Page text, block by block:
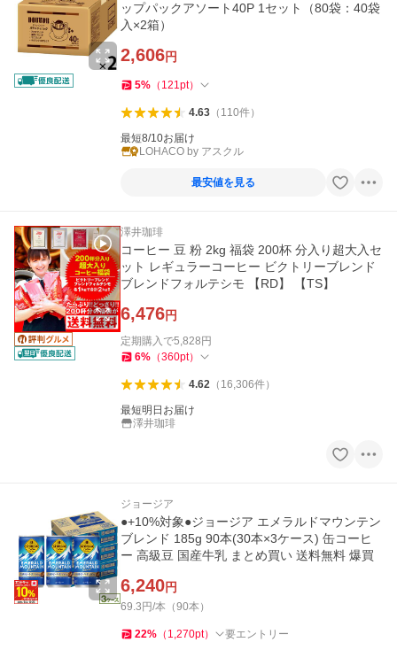
ップパックアソート40P 1セット（80袋：40袋
入×2箱）
2,606円
5% （ 121pt）
4.63（ 110件）
最短8/10お届け
LOHACO by アスクル
最安値を見る
澤井珈琲
コーヒー 豆 粉 2kg 福袋 200杯 分入り超大入セ
ット レギュラーコーヒー ビクトリーブレンド
ブレンドフォルテシモ 【RD】 【TS】
6,476円
定期購入で5,828 円
6% （360pt）
4.62（ 16,306件）
最短明日お届け
澤井珈琲
ジョージア
●+10%対象●ジョージア エメラルドマウンテン
ブレンド 185g 90本(30本×3ケース) 缶コーヒ
ー 高級豆 国産牛乳 まとめ買い 送料無料 爆買
6,240円
69.3円/本（90本）
22% （ 1,270pt） 要エントリー